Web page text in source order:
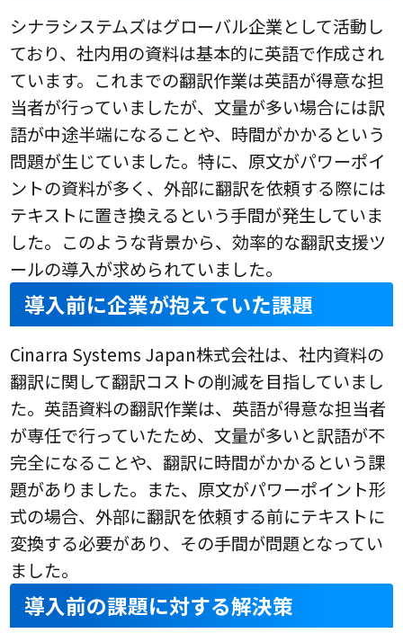
シナラシステムズはグローバル企業として活動し
ており、社内用の資料は基本的に英語で作成され
ています。これまでの翻訳作業は英語が得意な担
当者が行っていましたが、文量が多い場合には訳
語が中途半端になることや、時間がかかるという
問題が生じていました。特に、原文がパワーポイ
ントの資料が多く、外部に翻訳を依頼する際には
テキストに置き換えるという手間が発生していま
した。このような背景から、効率的な翻訳支援ツ
ールの導入が求められていました。
導入前に企業が抱えていた課題
Cinarra Systems Japan株式会社は、社内資料の
翻訳に関して翻訳コストの削減を目指していまし
た。英語資料の翻訳作業は、英語が得意な担当者
が専任で行っていたため、文量が多いと訳語が不
完全になることや、翻訳に時間がかかるという課
題がありました。また、原文がパワーポイント形
式の場合、外部に翻訳を依頼する前にテキストに
変換する必要があり、その手間が問題となってい
ました。
導入前の課題に対する解決策